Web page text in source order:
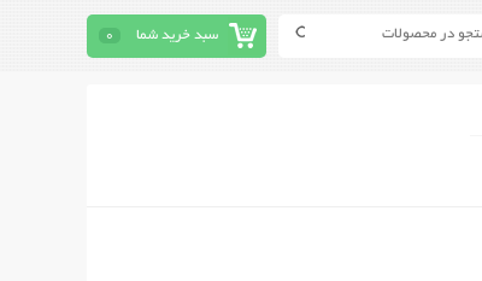
سبد خرید شما 0